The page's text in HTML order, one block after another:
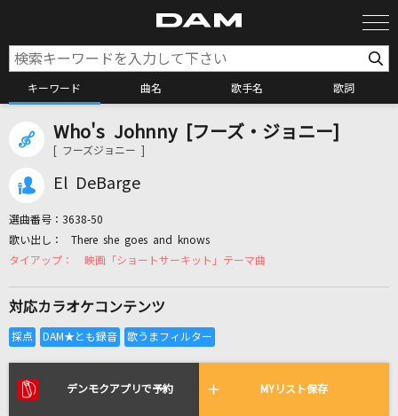
キーワード 曲名 歌手名 歌詞
カラオケ検索
カラオケリクエスト
リアルタイムで歌われている曲の一覧
あいつら全員同窓会
Who's Johnny [フーズ・ジョニー]
[ フーズジョニー ]
El DeBarge
選曲番号： 3638-50
There she goes and knows
映画「ショートサーキット」テーマ曲
対応カラオケコンテンツ
デンモクアプリで予約 MYリスト保存